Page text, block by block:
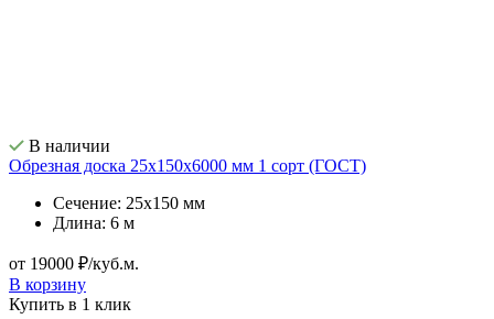
В наличии
Обрезная доска 25х150х6000 мм 1 сорт (ГОСТ)
Сечение: 25х150 мм
Длина: 6 м
от 19000 ₽/куб.м.
В корзину
Купить в 1 клик